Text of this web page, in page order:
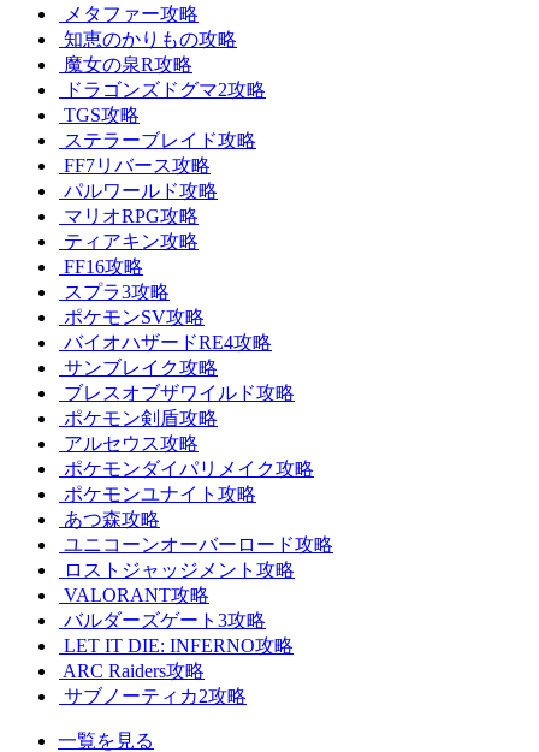
メタファー攻略
知恵のかりもの攻略
魔女の泉R攻略
ドラゴンズドグマ2攻略
TGS攻略
ステラーブレイド攻略
FF7リバース攻略
パルワールド攻略
マリオRPG攻略
ティアキン攻略
FF16攻略
スプラ3攻略
ポケモンSV攻略
バイオハザードRE4攻略
サンブレイク攻略
ブレスオブザワイルド攻略
ポケモン剣盾攻略
アルセウス攻略
ポケモンダイパリメイク攻略
ポケモンユナイト攻略
あつ森攻略
ユニコーンオーバーロード攻略
ロストジャッジメント攻略
VALORANT攻略
バルダーズゲート3攻略
LET IT DIE: INFERNO攻略
ARC Raiders攻略
サブノーティカ2攻略
一覧を見る